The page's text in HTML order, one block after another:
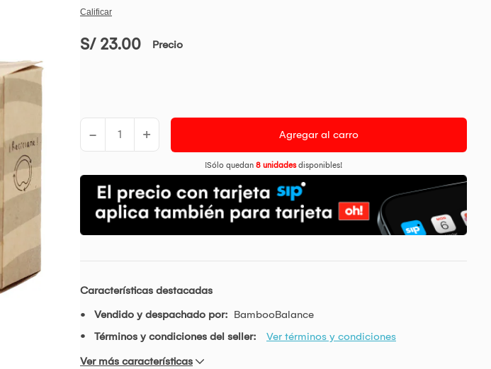
S/ 23.00 Precio
- + Agregar al carro
¡Sólo quedan 8 unidadesdisponibles!
Características destacadas
Vendido y despachado por: BambooBalance
Términos y condiciones del seller:
Ver términos y condiciones
Ver más características